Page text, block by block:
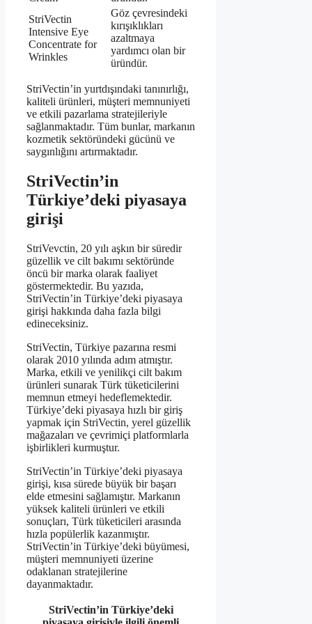
StriVectin
Intensive Eye
Concentrate for
Wrinkles
Göz çevresindeki
kırışıklıkları
azaltmaya
yardımcı olan bir
üründür.
StriVectin’in yurtdışındaki tanınırlığı,
kaliteli ürünleri, müşteri memnuniyeti
ve etkili pazarlama stratejileriyle
sağlanmaktadır. Tüm bunlar, markanın
kozmetik sektöründeki gücünü ve
saygınlığını artırmaktadır.
StriVectin’in
Türkiye’deki piyasaya
girişi
StriVevctin, 20 yılı aşkın bir süredir
güzellik ve cilt bakımı sektöründe
öncü bir marka olarak faaliyet
göstermektedir. Bu yazıda,
StriVectin’in Türkiye’deki piyasaya
girişi hakkında daha fazla bilgi
edineceksiniz.
StriVectin, Türkiye pazarına resmi
olarak 2010 yılında adım atmıştır.
Marka, etkili ve yenilikçi cilt bakım
ürünleri sunarak Türk tüketicilerini
memnun etmeyi hedeflemektedir.
Türkiye’deki piyasaya hızlı bir giriş
yapmak için StriVectin, yerel güzellik
mağazaları ve çevrimiçi platformlarla
işbirlikleri kurmuştur.
StriVectin’in Türkiye’deki piyasaya
girişi, kısa sürede büyük bir başarı
elde etmesini sağlamıştır. Markanın
yüksek kaliteli ürünleri ve etkili
sonuçları, Türk tüketicileri arasında
hızla popülerlik kazanmıştır.
StriVectin’in Türkiye’deki büyümesi,
müşteri memnuniyeti üzerine
odaklanan stratejilerine
dayanmaktadır.
StriVectin’in Türkiye’deki